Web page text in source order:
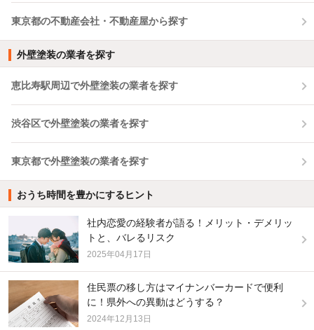
東京都の不動産会社・不動産屋から探す
外壁塗装の業者を探す
恵比寿駅周辺で外壁塗装の業者を探す
渋谷区で外壁塗装の業者を探す
東京都で外壁塗装の業者を探す
おうち時間を豊かにするヒント
社内恋愛の経験者が語る！メリット・デメリッ
トと、バレるリスク
2025年04月17日
住民票の移し方はマイナンバーカードで便利
に！県外への異動はどうする？
2024年12月13日